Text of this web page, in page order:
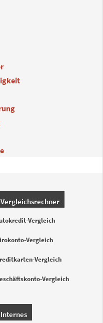
Vergleichsrechner
Vergleich
Vergleich
Vergleich
Vergleich
Internes